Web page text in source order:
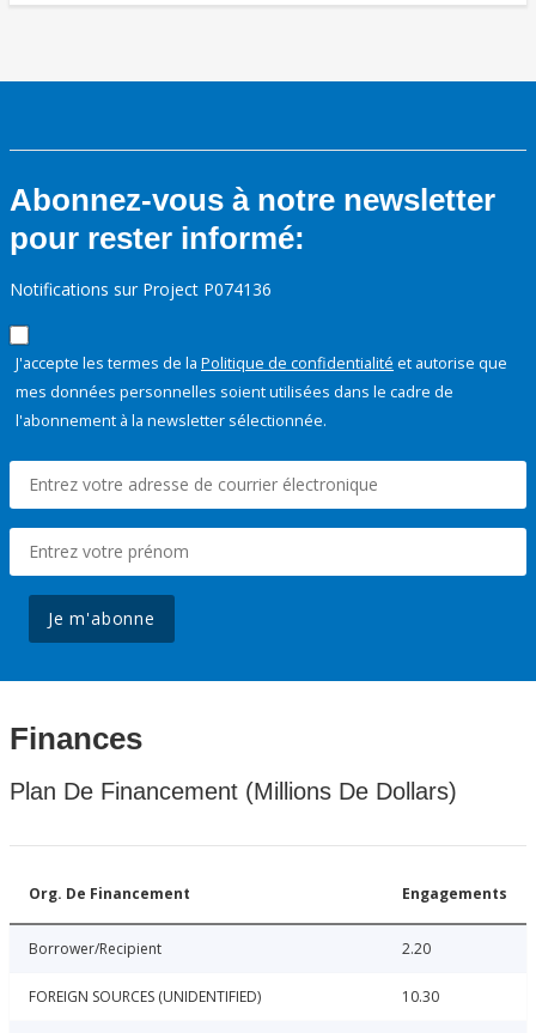
Abonnez-vous à notre newsletter
pour rester informé:
Notifications sur Project P074136
J'accepte les termes de la Politique de confidentialité et autorise que
mes données personnelles soient utilisées dans le cadre de
l'abonnement à la newsletter sélectionnée.
Je m'abonne
Finances
Plan De Financement (Millions De Dollars)
Org. De Financement Engagements
Borrower/Recipient 2.20
FOREIGN SOURCES (UNIDENTIFIED) 10.30